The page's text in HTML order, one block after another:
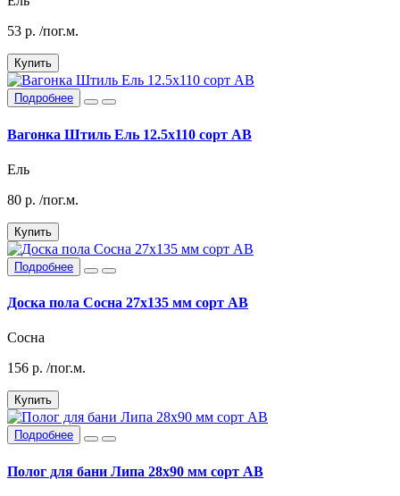
53 р. /пог.м.
Купить
Подробнее
Вагонка Штиль Ель 12.5х110 сорт АВ
Ель
80 р. /пог.м.
Купить
Подробнее
Доска пола Сосна 27х135 мм сорт АВ
Сосна
156 р. /пог.м.
Купить
Подробнее
Полог для бани Липа 28х90 мм сорт АВ